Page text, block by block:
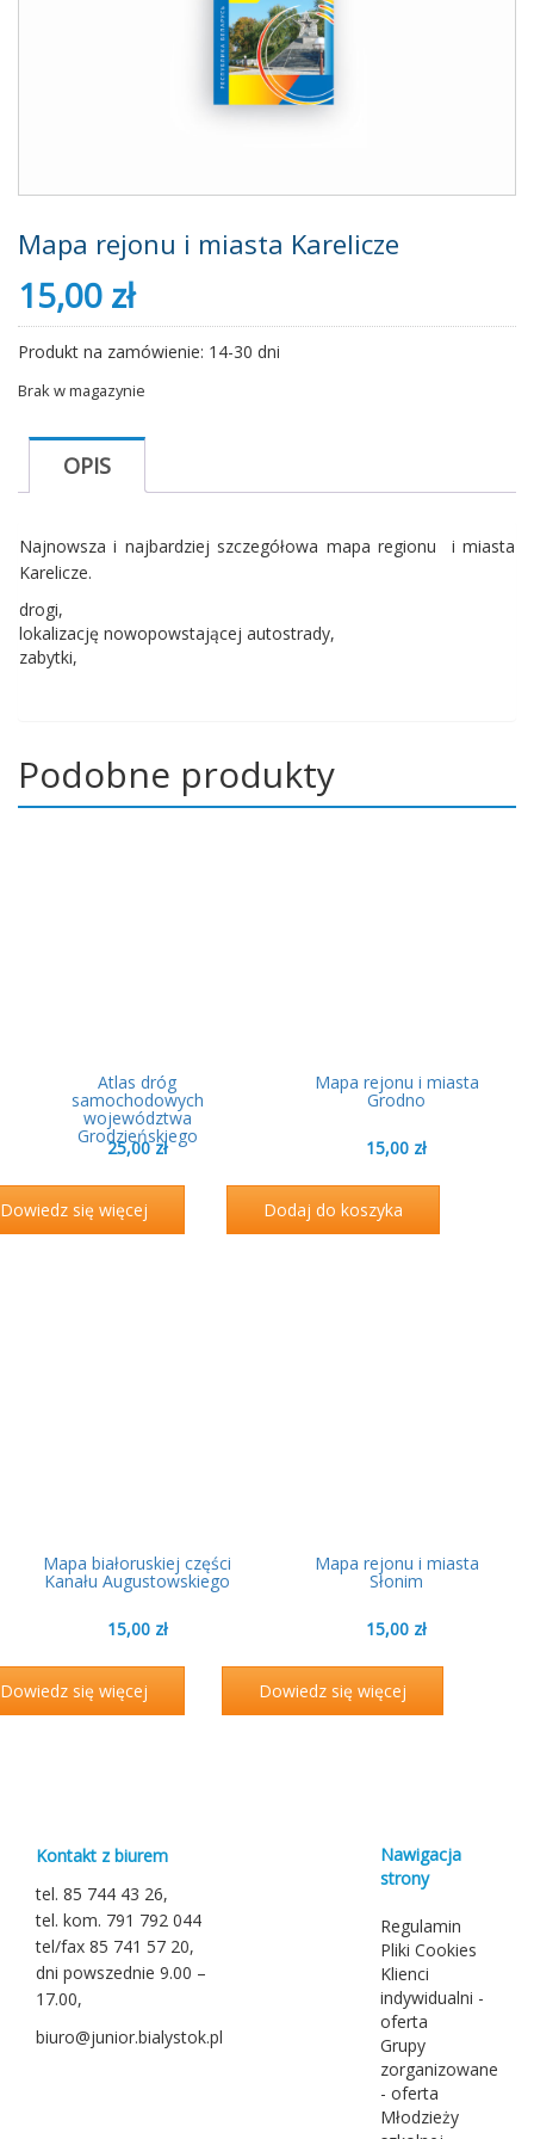
Mapa rejonu i miasta Karelicze
15,00 zł
Produkt na zamówienie: 14-30 dni
Brak w magazynie
OPIS
Najnowsza i najbardziej szczegółowa mapa regionu i miasta
Karelicze.
drogi,
lokalizację nowopowstającej autostrady,
zabytki,
Podobne produkty
Atlas dróg
samochodowych
województwa
Grodzieńskiego
25,00zł
Dowiedz się więcej
Mapa rejonu i miasta
Grodno
15,00 zł
Dodaj do koszyka
Mapa białoruskiej części
Kanału Augustowskiego
15,00 zł
Dowiedz się więcej
Mapa rejonu i miasta
Słonim
15,00 zł
Dowiedz się więcej
Kontakt z biurem
tel. 85 744 43 26,
tel. kom. 791 792 044
tel/fax 85 741 57 20,
dni powszednie 9.00 –
17.00,
biuro@junior.bialystok.pl
Nawigacja
strony
Regulamin
Pliki Cookies
Klienci
indywidualni -
oferta
Grupy
zorganizowane
- oferta
Młodzieży